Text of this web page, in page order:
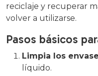
reciclaje y recuperar
volver a utilizarse.
Pasos básicos
Limpia los
líquido.